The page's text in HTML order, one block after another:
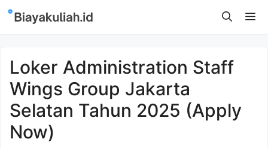
Langsung
Loker Administration Staff
Wings Group Jakarta
Selatan Tahun 2025 (Apply
Now)